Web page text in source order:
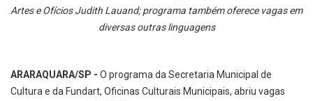
Artes e Ofícios Judith Lauand; programa também oferece vagas em
diversas outras linguagens
ARARAQUARA/SP - O programa da Secretaria Municipal de
Cultura e da Fundart, Oficinas Culturais Municipais, abriu vagas